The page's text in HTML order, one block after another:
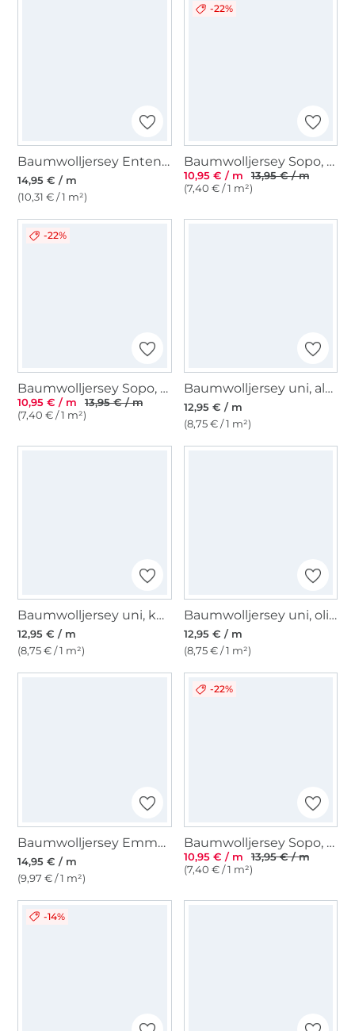
Baumwolljersey Enten, malve
14,95 € / m
(10,31 € / 1 m²)
-22%
Baumwolljersey Sopo, rot
10,95 € / m
13,95 € / m
(7,40 € / 1 m²)
-22%
Baumwolljersey Sopo, flieder
10,95 € / m
13,95 € / m
(7,40 € / 1 m²)
Baumwolljersey uni, altrosé
12,95 € / m
(8,75 € / 1 m²)
Baumwolljersey uni, kornblumenblau
12,95 € / m
(8,75 € / 1 m²)
Baumwolljersey uni, olivgrün
12,95 € / m
(8,75 € / 1 m²)
Baumwolljersey Emma gestreift, jeansblau
14,95 € / m
(9,97 € / 1 m²)
-22%
Baumwolljersey Sopo, gelb
10,95 € / m
13,95 € / m
(7,40 € / 1 m²)
-14%